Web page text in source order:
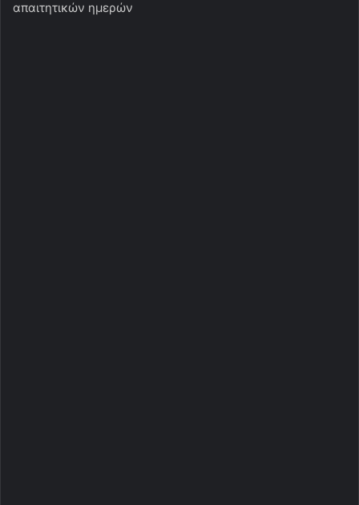
απαιτητικών ημερών